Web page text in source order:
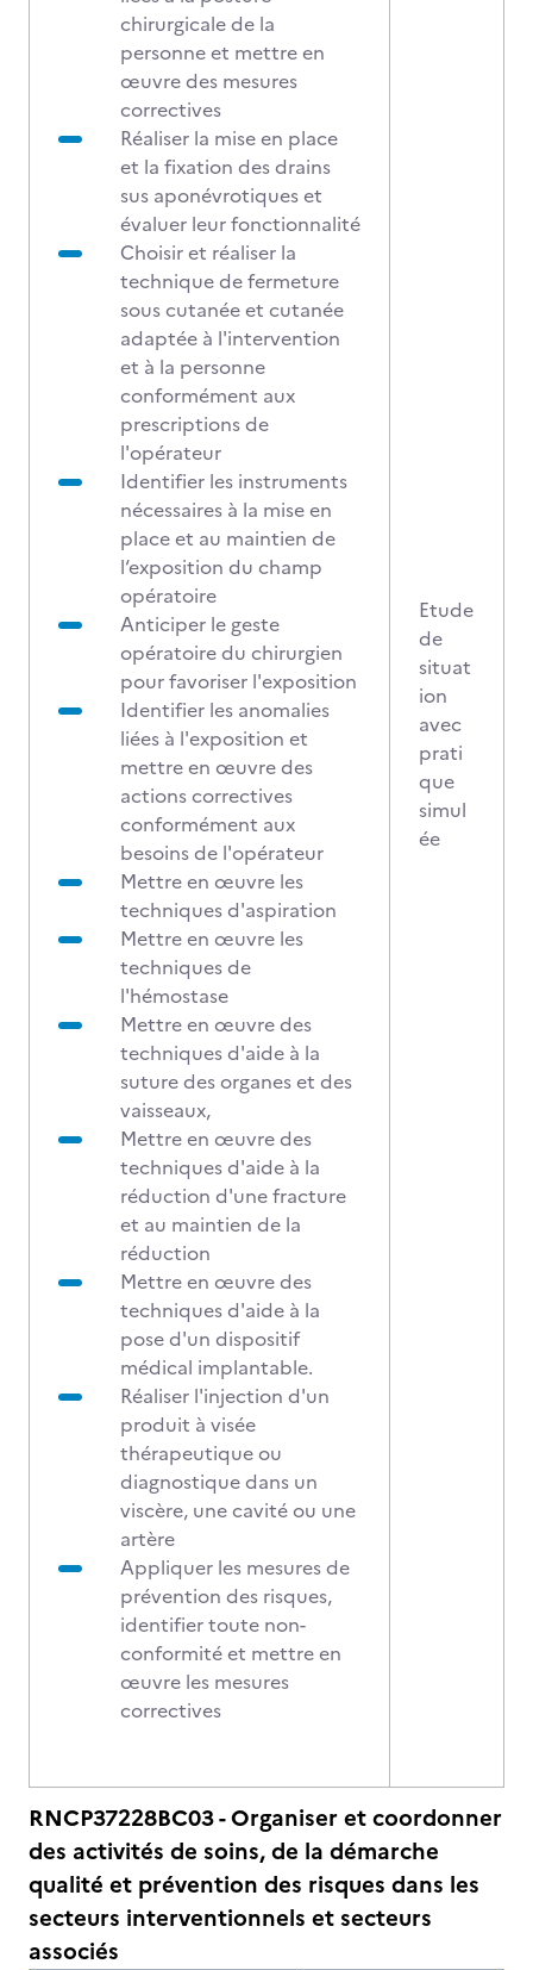
chirurgicale de la
personne et mettre en
œuvre des mesures
correctives
Réaliser la mise en place
et la fixation des drains
sus aponévrotiques et
évaluer leur fonctionnalité
Choisir et réaliser la
technique de fermeture
sous cutanée et cutanée
adaptée à l'intervention
et à la personne
conformément aux
prescriptions de
l'opérateur
Identifier les instruments
nécessaires à la mise en
place et au maintien de
l‘exposition du champ
opératoire
Anticiper le geste
opératoire du chirurgien
pour favoriser l'exposition
Identifier les anomalies
liées à l'exposition et
mettre en œuvre des
actions correctives
conformément aux
besoins de l'opérateur
Mettre en œuvre les
techniques d'aspiration
Mettre en œuvre les
techniques de
l'hémostase
Mettre en œuvre des
techniques d'aide à la
suture des organes et des
vaisseaux,
Mettre en œuvre des
techniques d'aide à la
réduction d'une fracture
et au maintien de la
réduction
Mettre en œuvre des
techniques d'aide à la
pose d'un dispositif
médical implantable.
Réaliser l'injection d'un
produit à visée
thérapeutique ou
diagnostique dans un
viscère, une cavité ou une
artère
Appliquer les mesures de
prévention des risques,
identifier toute non-
conformité et mettre en
œuvre les mesures
correctives
Etude
de
situat
ion
avec
prati
que
simul
ée
RNCP37228BC03 - Organiser et coordonner
des activités de soins, de la démarche
qualité et prévention des risques dans les
secteurs interventionnels et secteurs
associés